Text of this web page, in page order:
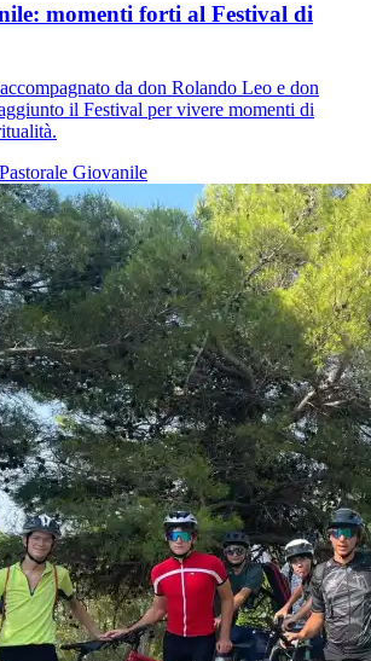
momenti forti al Festival di
da don Rolando Leo e don
il Festival per vivere momenti di
Pastorale Giovanile